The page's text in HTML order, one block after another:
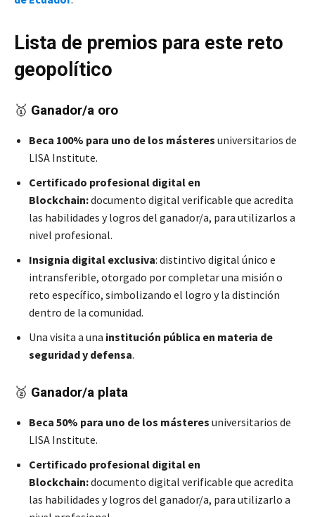
Lista de premios para este reto
geopolítico
🥇 Ganador/a oro
Beca 100% para uno de los másteres universitarios de
LISA Institute.
Certificado profesional digital en
Blockchain:documento digital verificable que acredita
las habilidades y logros del ganador/a, para utilizarlos a
nivel profesional.
Insignia digital exclusiva: distintivo digital único e
intransferible, otorgado por completar una misión o
reto específico, simbolizando el logro y la distinción
dentro de la comunidad.
Una visita a una institución pública en materia de
seguridad y defensa.
🥈 Ganador/a plata
Beca 50% para uno de los másteres universitarios de
LISA Institute.
Certificado profesional digital en
Blockchain:documento digital verificable que acredita
las habilidades y logros del ganador/a, para utilizarlo a